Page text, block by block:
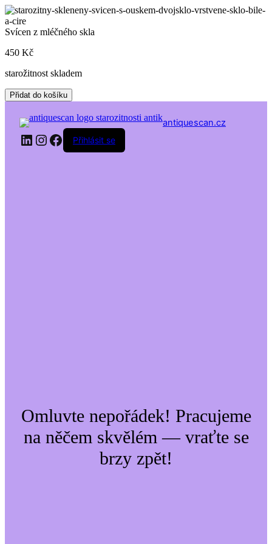
Skip
to
content
Svícen z mléčného skla
450 Kč
starožitnost skladem
Svícen
z
mléčného
množství
Přidat do košíku
antiquescan.cz
LinkedIn
Instagram
Facebook
Přihlásit se
Omluvte nepořádek! Pracujeme
na něčem skvělém — vraťte se
brzy zpět!